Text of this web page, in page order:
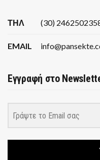
ΤΗΛ (30)
EMAIL
Εγγραφή στο